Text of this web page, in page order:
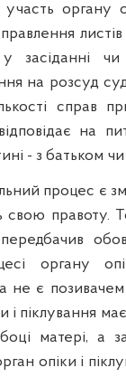
органу
засіданні
на розсуд
справ
на
- з батьком чи
процес є
свою правоту.
органу
не є позивачем
і піклування
матері, а
опіки і